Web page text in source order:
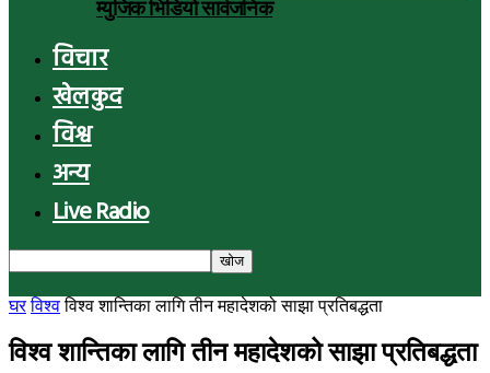
म्युजिक भिडियो सार्वजनिक
विचार
खेलकुद
विश्व
अन्य
Live Radio
घर विश्व विश्व शान्तिका लागि तीन महादेशको साझा प्रतिबद्धता
विश्व शान्तिका लागि तीन महादेशको साझा प्रतिबद्धता